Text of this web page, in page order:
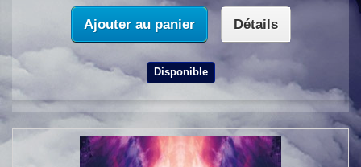
Ajouter au panier Détails
Disponible